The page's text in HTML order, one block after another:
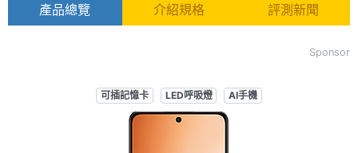
產品總覽 介紹規格 評測新聞
Sponsor
可插記憶卡 LED呼吸燈 AI手機